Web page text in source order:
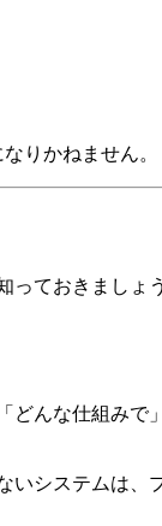
りかねません。
ておきましょ
んな仕組みで
システムは、